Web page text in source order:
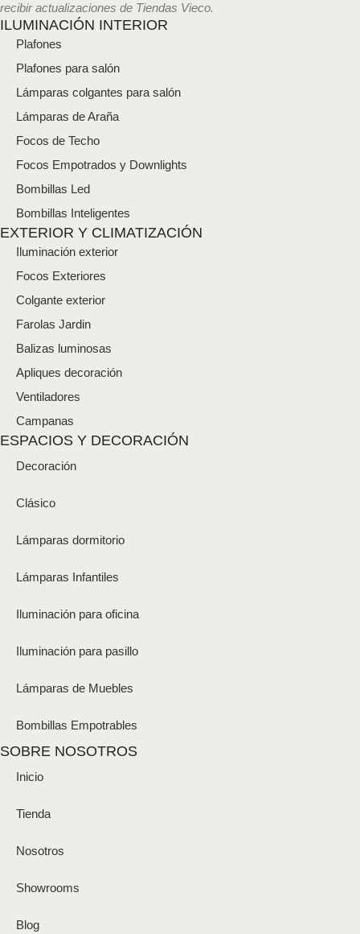
c
t
ó
n
i
o
recibir actualizaciones de Tiendas Vieco.
ILUMINACIÓN INTERIOR
Plafones
Plafones para salón
Lámparas colgantes para salón
Lámparas de Araña
Focos de Techo
Focos Empotrados y Downlights
Bombillas Led
Bombillas Inteligentes
EXTERIOR Y CLIMATIZACIÓN
Iluminación exterior
Focos Exteriores
Colgante exterior
Farolas Jardin
Balizas luminosas
Apliques decoración
Ventiladores
Campanas
ESPACIOS Y DECORACIÓN
Decoración
Clásico
Lámparas dormitorio
Lámparas Infantiles
Iluminación para oficina
Iluminación para pasillo
Lámparas de Muebles
Bombillas Empotrables
SOBRE NOSOTROS
Inicio
Tienda
Nosotros
Showrooms
Blog